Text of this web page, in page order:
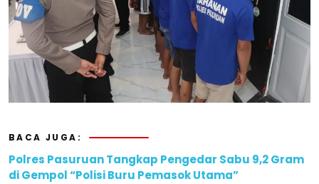
BACA JUGA:
Polres Pasuruan Tangkap Pengedar Sabu 9,2 Gram
di Gempol “Polisi Buru Pemasok Utama”